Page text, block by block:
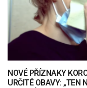
NOVÉ PŘÍZNAKY
URČITÉ OBAVY: „TEN